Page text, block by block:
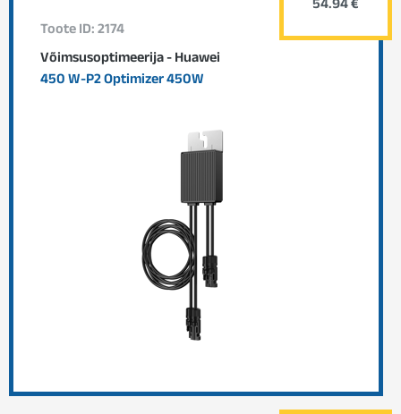
Toote ID: 2174
Võimsusoptimeerija - Huawei
450 W-P2 Optimizer 450W
54.94 €